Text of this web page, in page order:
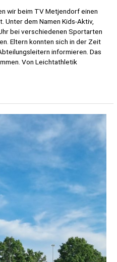
wir beim TV Metjendorf einen
dem Namen Kids-Aktiv,
bei verschiedenen Sportarten
Eltern konnten sich in der Zeit
informieren. Das
Von Leichtathletik